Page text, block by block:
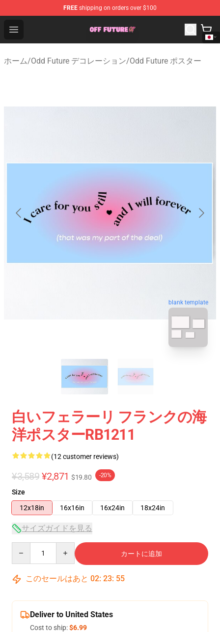
FREE shipping on orders over $100
Open menu
Odd Future Store - Official Odd Future Merchandise Shop
ホーム/Odd Future デコレーション/Odd Future ポスター
blank template
白いフェラーリ フランクの海
洋ポスターRB1211
(12 customer reviews)
¥3,589 ¥2,871 $19.80 -20%
Size
12x18in
16x16in 16x24in 18x24in
サイズガイドを見る
カートに追加
このセールはあと 02: 23: 54
Deliver to United States
Cost to ship:$6.99